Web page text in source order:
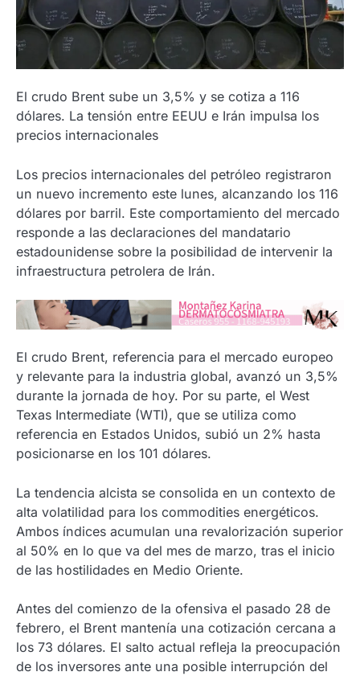
El crudo Brent sube un 3,5% y se cotiza a 116
dólares. La tensión entre EEUU e Irán impulsa los
precios internacionales
Los precios internacionales del petróleo registraron
un nuevo incremento este lunes, alcanzando los 116
dólares por barril. Este comportamiento del mercado
responde a las declaraciones del mandatario
estadounidense sobre la posibilidad de intervenir la
infraestructura petrolera de Irán.
El crudo Brent, referencia para el mercado europeo
y relevante para la industria global, avanzó un 3,5%
durante la jornada de hoy. Por su parte, el West
Texas Intermediate (WTI), que se utiliza como
referencia en Estados Unidos, subió un 2% hasta
posicionarse en los 101 dólares.
La tendencia alcista se consolida en un contexto de
alta volatilidad para los commodities energéticos.
Ambos índices acumulan una revalorización superior
al 50% en lo que va del mes de marzo, tras el inicio
de las hostilidades en Medio Oriente.
Antes del comienzo de la ofensiva el pasado 28 de
febrero, el Brent mantenía una cotización cercana a
los 73 dólares. El salto actual refleja la preocupación
de los inversores ante una posible interrupción del